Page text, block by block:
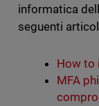
informatica
seguenti
How to
MFA